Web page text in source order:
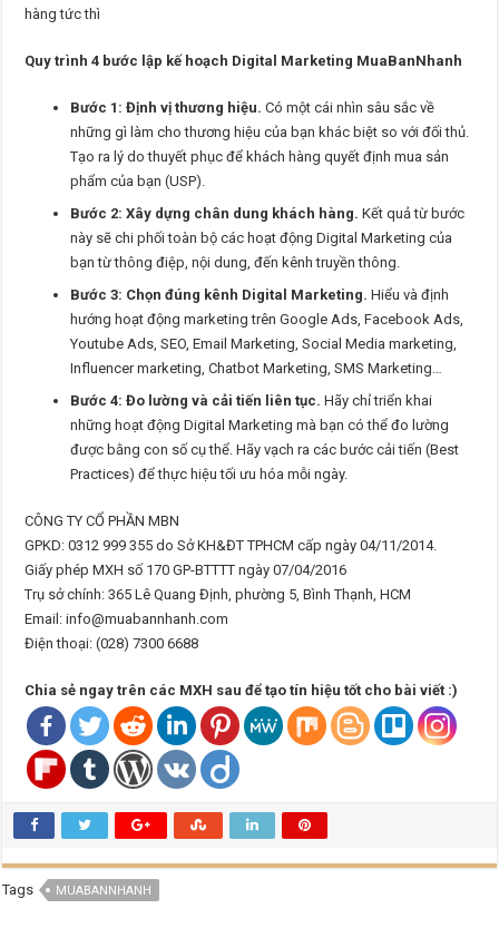
hàng tức thì
Quy trình 4 bước lập kế hoạch Digital Marketing MuaBanNhanh
Bước 1: Định vị thương hiệu. Có một cái nhìn sâu sắc về
những gì làm cho thương hiệu của bạn khác biệt so với đối thủ.
Tạo ra lý do thuyết phục để khách hàng quyết định mua sản
phẩm của bạn (USP).
Bước 2: Xây dựng chân dung khách hàng. Kết quả từ bước
này sẽ chi phối toàn bộ các hoạt động Digital Marketing của
bạn từ thông điệp, nội dung, đến kênh truyền thông.
Bước 3: Chọn đúng kênh Digital Marketing. Hiểu và định
hướng hoạt động marketing trên Google Ads, Facebook Ads,
Youtube Ads, SEO, Email Marketing, Social Media marketing,
Influencer marketing, Chatbot Marketing, SMS Marketing…
Bước 4: Đo lường và cải tiến liên tục. Hãy chỉ triển khai
những hoạt động Digital Marketing mà bạn có thể đo lường
được bằng con số cụ thể. Hãy vạch ra các bước cải tiến (Best
Practices) để thực hiệu tối ưu hóa mỗi ngày.
CÔNG TY CỔ PHẦN MBN
GPKD: 0312 999 355 do Sở KH&ĐT TPHCM cấp ngày 04/11/2014.
Giấy phép MXH số 170 GP-BTTTT ngày 07/04/2016
Trụ sở chính: 365 Lê Quang Định, phường 5, Bình Thạnh, HCM
Email: info@muabannhanh.com
Điện thoại: (028) 7300 6688
Chia sẻ ngay trên các MXH sau để tạo tín hiệu tốt cho bài viết :)
Tags MUABANNHANH